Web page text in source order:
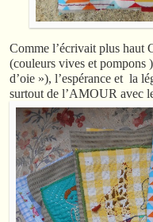
Comme l’écrivait plus haut
(couleurs vives et pompons
d’oie »), l’espérance et la
surtout de l’AMOUR avec